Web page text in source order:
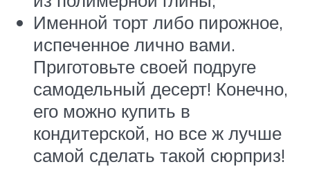
Именной торт либо пирожное,
испеченное лично вами.
Приготовьте своей подруге
самодельный десерт! Конечно,
его можно купить в
кондитерской, но все ж лучше
самой сделать такой сюрприз!